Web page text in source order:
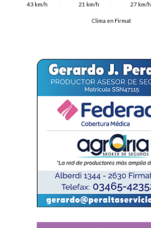
43 km/h
21 km/h
27 km/h
Clima en Firmat